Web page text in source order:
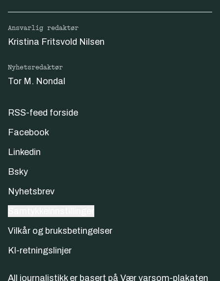
Ansvarlig redaktør
Kristina Fritsvold Nilsen
Nyhetsredaktør
Tor M. Nondal
RSS-feed forside
Facebook
Linkedin
Bsky
Nyhetsbrev
Vilkår og bruksbetingelser
KI-retningslinjer
All journalistikk er basert på Vær varsom-plakaten